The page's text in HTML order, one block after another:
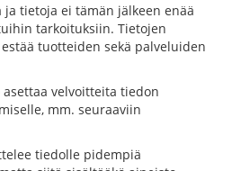
tietoja ei tämän jälkeen enää
tarkoituksiin. Tietojen
tuotteiden sekä palveluiden
velvoitteita tiedon
mm. seuraaviin
tiedolle pidempiä